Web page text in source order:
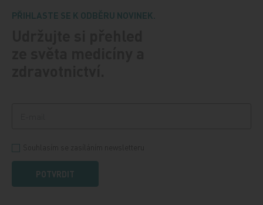
PŘIHLASTE SE K ODBĚRU NOVINEK.
POTVRDIT